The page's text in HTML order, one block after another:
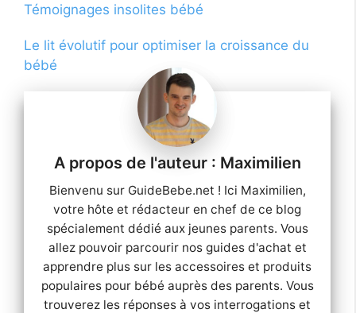
Témoignages insolites bébé
Le lit évolutif pour optimiser la croissance du
bébé
Maximilien
Bienvenu sur GuideBebe.net ! Ici Maximilien,
votre hôte et rédacteur en chef de ce blog
spécialement dédié aux jeunes parents. Vous
allez pouvoir parcourir nos guides d'achat et
apprendre plus sur les accessoires et produits
populaires pour bébé auprès des parents. Vous
trouverez les réponses à vos interrogations et